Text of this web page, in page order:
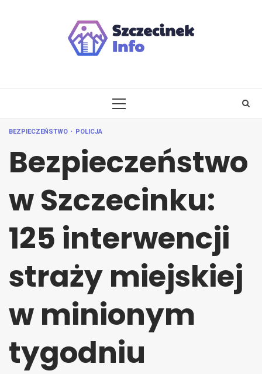
PRIMARY
BEZPIECZEŃSTWO POLICJA
Bezpieczeństwo
w Szczecinku:
125 interwencji
straży miejskiej
w minionym
tygodniu